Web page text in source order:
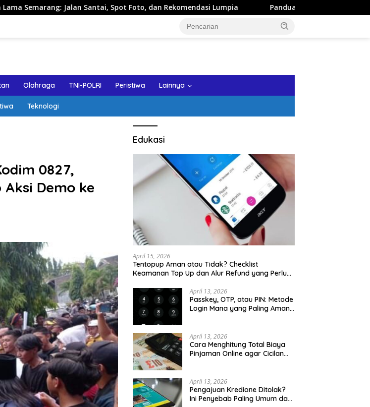
Santai, Spot Foto, dan Rekomendasi Lumpia Panduan Wisata Keluarga ke Kota Batu: Itinerary
Olahraga TNI-POLRI Peristiwa Lainnya
Teknologi
0827,
Demo ke
Edukasi
April 15, 2026
Tentopup Aman atau Tidak? Checklist
Keamanan Top Up dan Alur Refund yang Perlu
April 13, 2026
Passkey, OTP, atau PIN: Metode
Login Mana yang Paling Aman
April 13, 2026
Cara Menghitung Total Biaya
Pinjaman Online agar Cicilan
April 13, 2026
Pengajuan Kredione Ditolak?
Ini Penyebab Paling Umum dan